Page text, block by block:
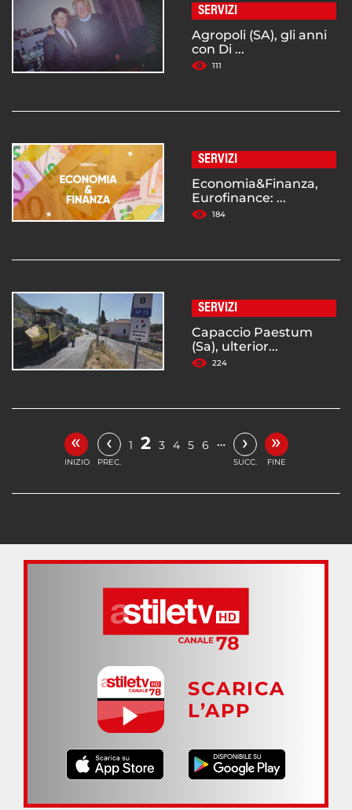
SERVIZI
Agropoli (SA), gli anni
con Di ...
111
SERVIZI
Economia&Finanza,
Eurofinance: ...
184
SERVIZI
Capaccio Paestum
(Sa), ulterior...
224
«
INIZIO
‹
PREC.
1 2 3 4 5 6 … ›
SUCC.
»
FINE
SCARICA
L’APP